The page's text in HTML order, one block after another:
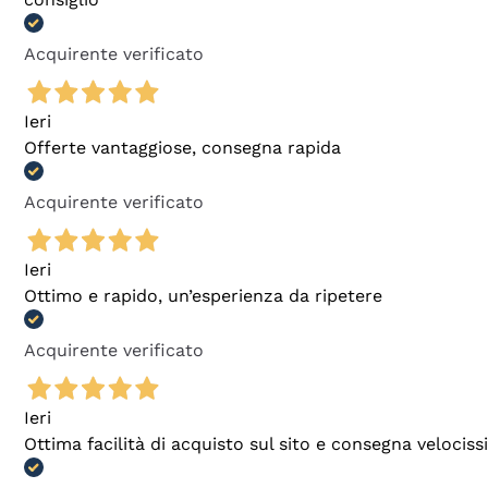
Acquirente verificato
Ieri
Offerte vantaggiose, consegna rapida
Acquirente verificato
Ieri
Ottimo e rapido, un’esperienza da ripetere
Acquirente verificato
Ieri
Ottima facilità di acquisto sul sito e consegna